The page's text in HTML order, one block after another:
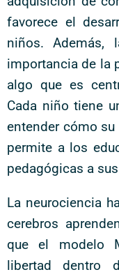
favorece el
niños. Además,
importancia de la
algo que es
Cada niño tiene
entender cómo
permite a los
pedagógicas a
La neurociencia
cerebros
que el modelo
libertad dentro